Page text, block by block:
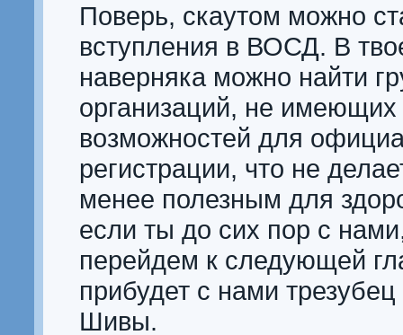
Поверь, скаутом можно
вступления в ВОСД. В
наверняка можно найти
организаций, не имеющих
возможностей для
регистрации, что не
менее полезным для
если ты до сих пор с
перейдем к следующей
прибудет с нами
Шивы.